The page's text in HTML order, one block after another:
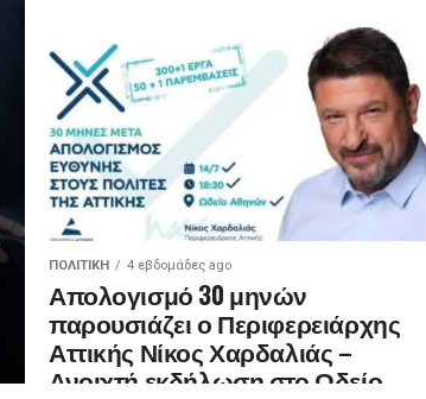
ΠΟΛΙΤΙΚΉ 4 εβδομάδες ago
Απολογισμό 30 μηνών
παρουσιάζει ο Περιφερειάρχης
Αττικής Νίκος Χαρδαλιάς –
Ανοιχτή εκδήλωση στο Ωδείο